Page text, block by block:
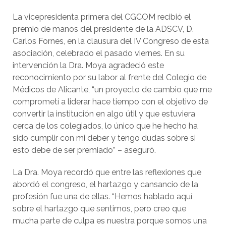
La vicepresidenta primera del CGCOM recibió el
premio de manos del presidente de la ADSCV, D.
Carlos Fornes, en la clausura del IV Congreso de esta
asociación, celebrado el pasado viernes. En su
intervención la Dra. Moya agradeció este
reconocimiento por su labor al frente del Colegio de
Médicos de Alicante, “un proyecto de cambio que me
comprometí a liderar hace tiempo con el objetivo de
convertir la institución en algo útil y que estuviera
cerca de los colegiados, lo único que he hecho ha
sido cumplir con mi deber y tengo dudas sobre si
esto debe de ser premiado” – aseguró.
La Dra. Moya recordó que entre las reflexiones que
abordó el congreso, el hartazgo y cansancio de la
profesión fue una de ellas. “Hemos hablado aquí
sobre el hartazgo que sentimos, pero creo que
mucha parte de culpa es nuestra porque somos una